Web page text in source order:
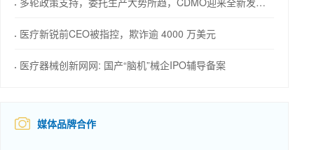
医疗新锐前CEO被指控，欺诈逾 4000 万美元
医疗器械创新网网: 国产“脑机”械企IPO辅导备案
媒体品牌合作